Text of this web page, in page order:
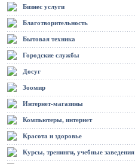
Бизнес услуги
Благотворительность
Бытовая техника
Городские службы
Досуг
Зоомир
Интернет-магазины
Компьютеры, интернет
Красота и здоровье
Курсы, тренинги, учебные заведения